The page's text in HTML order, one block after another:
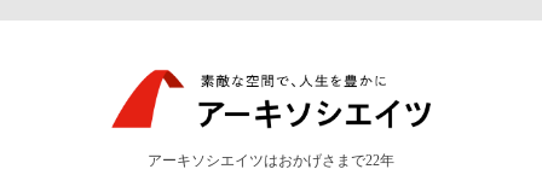
アーキソシエイツはおかげさまで22年